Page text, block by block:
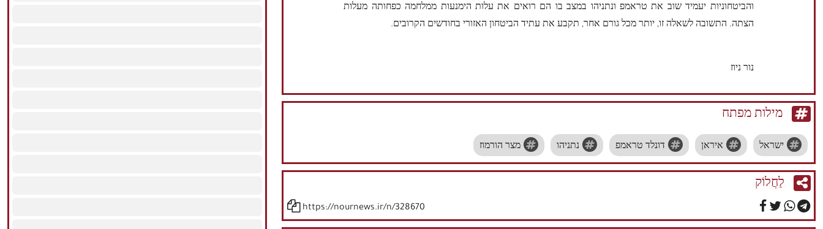
והביטחוניות יעמיד שוב את טראמפ ונתניהו במצב בו הם רואים את עלות הימנעות ממלחמה כפחותה מעלות
הצתה. התשובה לשאלה זו, יותר מכל גורם אחר, תקבע את עתיד הביטחון האזורי בחודשים הקרובים.
נור ניוז
מילות מפתח
ישראל איראן דונלד טראמפ נתניהו מצר הורמוז
לַחֲלוֹק
https://nournews.ir/n/328670